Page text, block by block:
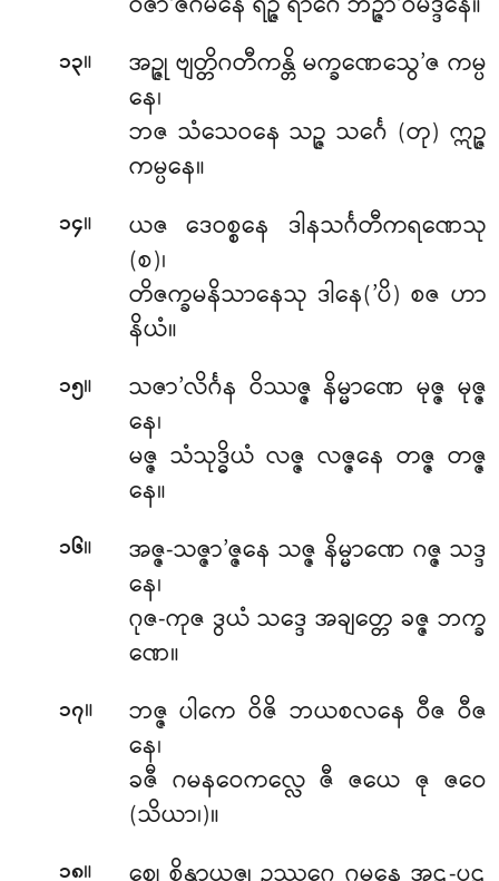
၁၃။
အဉ္ဇု ဗျတ္တိဂတီကန္တိ မက္ခဏေသွေ’ဇ ကမ္ပ
နေ၊
ဘဇ သံသေဝနေ သဉ္ဇ သင်္ဂေ (တု) ဣဉ္ဇ
ကမ္ပနေ။
၁၄။
ယဇ ဒေဝစ္စနေ ဒါနသင်္ဂတီကရဏေသု
(စ)၊
တိဇက္ခမနိသာနေသု ဒါနေ(’ပိ) စဇ ဟာ
နိယံ။
၁၅။
သဇာ’လိင်္ဂန ဝိဿဇ္ဇ နိမ္မာဏေ မုဇ္ဇ မုဇ္ဇ
နေ၊
မဇ္ဇ သံသုဒ္ဓိယံ လဇ္ဇ လဇ္ဇနေ တဇ္ဇ တဇ္ဇ
နေ။
၁၆။
အဇ္ဇ-သဇ္ဇာ’ဇ္ဇနေ သဇ္ဇ နိမ္မာဏေ ဂဇ္ဇ သဒ္ဒ
နေ၊
ဂုဇ-ကုဇ ဒွယံ သဒ္ဒေ အချတ္တေ ခဇ္ဇ ဘက္ခ
ဏေ။
၁၇။
ဘဇ္ဇ ပါကေ ဝိဇိ ဘယစလနေ ဝီဇ ဝီဇ
နေ၊
ခဇီ ဂမနဝေကလ္လေ ဇီ ဇယေ ဇု ဇဝေ
(သိယာ၊)။
၁၈။